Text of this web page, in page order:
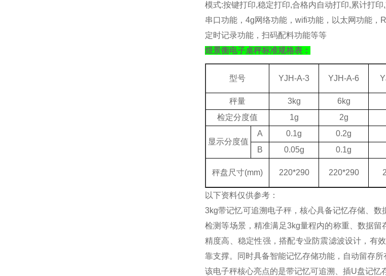
模式:按键打印,稳定打印,合格内自动打印,累计打印,
串口功能， 4g网络功能， wifi功能，以太网功能，
定时记录功能，扫码配料功能等等
煜景衡电子桌秤标准规格表：
型号 YJH-A-3 YJH-A-6
秤量 3kg 6kg
检定分度值
1g 2g
显示分度值
A 0.1g 0.2g
B
0.05g 0.1g
秤盘尺寸(mm) 220*290 220*290
以下资料仅供参考：
3kg带记忆可追溯电子秤，核心具备记忆存储、
检测等场景，精准满足3kg量程内的称重、数据
精度高、稳定性强，搭配专业防震滤波设计，有
靠支撑。同时具备智能记忆存储功能，自动留存
该电子秤核心亮点的是带记忆可追溯、插U盘记